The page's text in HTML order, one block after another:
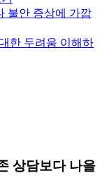
불안 증상에 가깝
한 두려움 이해하
상담보다 나을